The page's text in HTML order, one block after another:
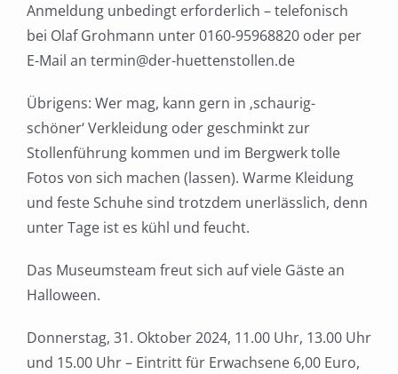
Anmeldung unbedingt erforderlich – telefonisch
bei Olaf Grohmann unter 0160-95968820 oder per
E-Mail an termin@der-huettenstollen.de
Übrigens: Wer mag, kann gern in ‚schaurig-
schöner‘ Verkleidung oder geschminkt zur
Stollenführung kommen und im Bergwerk tolle
Fotos von sich machen (lassen). Warme Kleidung
und feste Schuhe sind trotzdem unerlässlich, denn
unter Tage ist es kühl und feucht.
Das Museumsteam freut sich auf viele Gäste an
Halloween.
Donnerstag, 31. Oktober 2024, 11.00 Uhr, 13.00 Uhr
und 15.00 Uhr – Eintritt für Erwachsene 6,00 Euro,